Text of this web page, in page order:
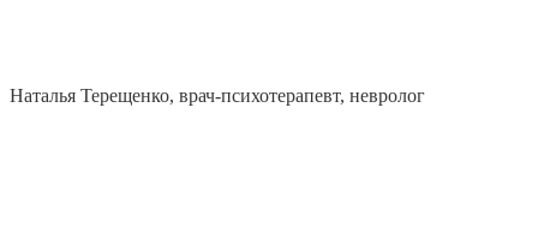
Наталья Терещенко, врач-психотерапевт, невролог